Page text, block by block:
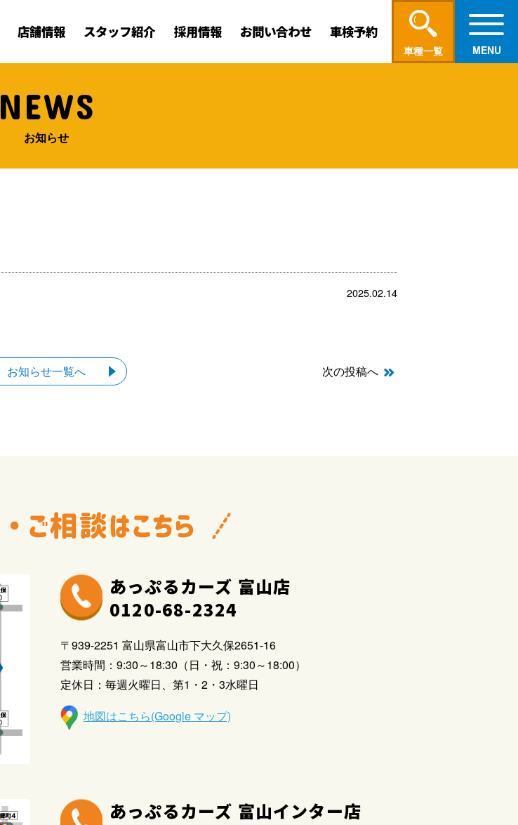
店舗情報 スタッフ紹介 採用情報 お問い合わせ 車検予約
車種一覧
NEWS
お知らせ
2025.02.14
お知らせ一覧へ 次の投稿へ
あっぷるカーズ 富山店
0120-68-2324
〒939-2251 富山県富山市下大久保2651-16
営業時間：9:30～18:30（日・祝：9:30～18:00）
定休日：毎週火曜日、第1・2・3水曜日
地図はこちら(Google マップ)
あっぷるカーズ 富山インター店